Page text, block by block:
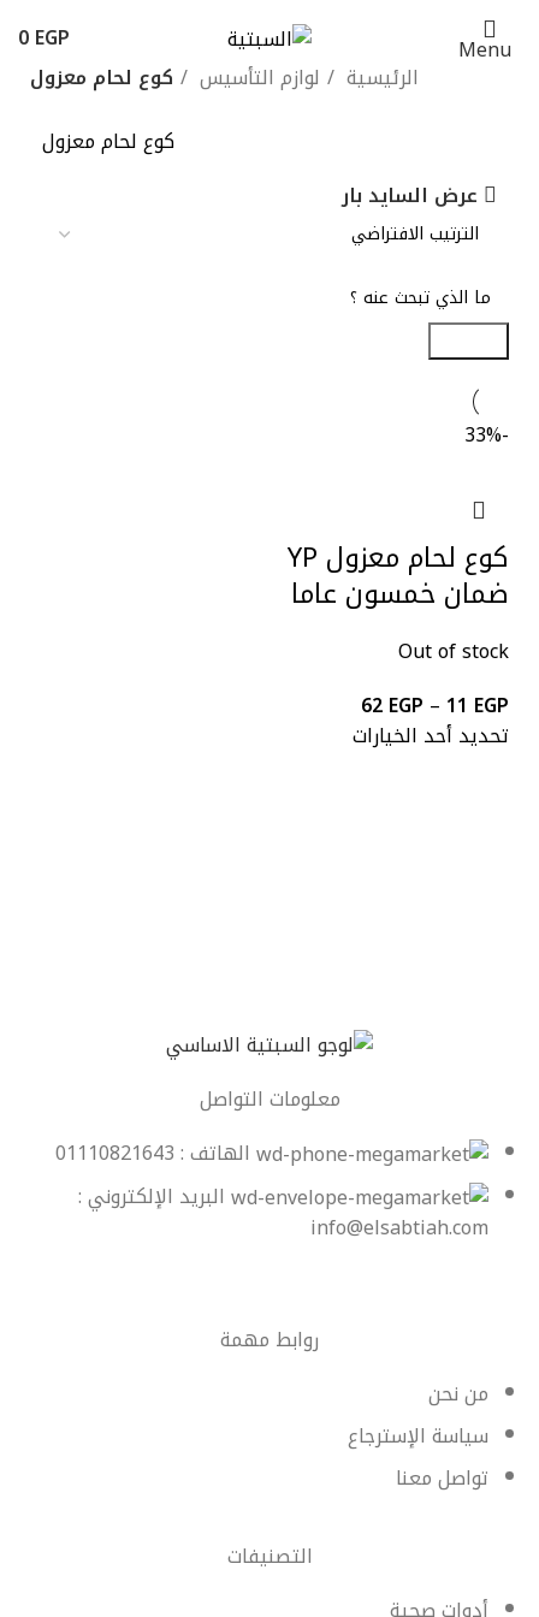
Menu
0EGP
الرئيسية
لوازم التأسيس
كوع لحام معزول
كوع لحام معزول
عرض السايد بار
-33%
كوع لحام معزول YP
ضمان خمسون عاما
Out of stock
11 EGP
–
62EGP
تحديد أحد الخيارات
معلومات التواصل
الهاتف : 01110821643
البريد الإلكتروني :
info@elsabtiah.com
روابط مهمة
من نحن
سياسة الإسترجاع
تواصل معنا
التصنيفات